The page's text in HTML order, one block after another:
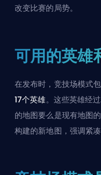
改变比赛的局势。
可用的英雄
在发布时，竞技场模式
17个英雄。这些英雄经
的地图要么是现有地图
构建的新地图，强调紧